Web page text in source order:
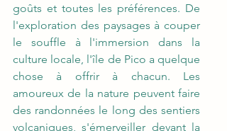
goûts et toutes les préférences. De
l'exploration des paysages à couper
le souffle à l'immersion dans la
culture locale, l'île de Pico a quelque
chose à offrir à chacun. Les
amoureux de la nature peuvent faire
des randonnées le long des sentiers
volcaniques, s'émerveiller devant la